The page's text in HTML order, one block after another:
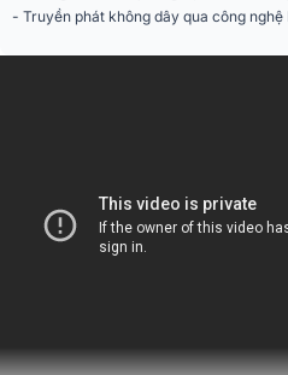
Ứng dụng điều khiển
Hệ thống củ loa
Kích thước (R x C x S)
Cấu hình tương thích
- Truyền phát không dây qua công